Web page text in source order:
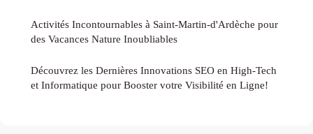
Activités Incontournables à Saint-Martin-d'Ardèche pour
des Vacances Nature Inoubliables
Découvrez les Dernières Innovations SEO en High-Tech
et Informatique pour Booster votre Visibilité en Ligne!